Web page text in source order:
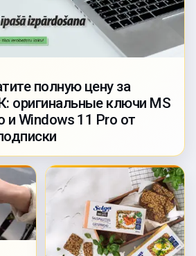
полную цену за
оригинальные ключи MS
и Windows 11 Pro от